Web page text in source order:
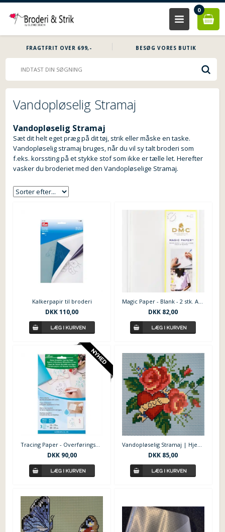
0
FRAGTFRIT OVER 699,- BESØG VORES BUTIK
Vandopløselig Stramaj
Vandopløselig Stramaj
Sæt dit helt eget præg på dit tøj, strik eller måske en taske.
Vandopløselig stramaj bruges, når du vil sy talt broderi som
f.eks. korssting på et stykke stof som ikke er tælle let. Herefter
vasker du broderiet med den Vandopløselige Stramaj.
Kalkerpapir til broderi
DKK110,00 DKK 82,00
DKK90,00 DKK 85,00